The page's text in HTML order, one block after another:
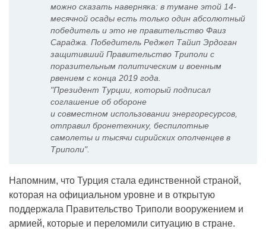
можно сказать наверняка: в тумане этой 14-
месячной осады есть только один абсолютный
победитель и это не правительство Фаиз
Сараджа. Победитель Реджеп Тайип Эрдоган
защитивший Правительство Триполи с
поразительным политическим и военным
рвением с конца 2019 года.
"Президент Турции, который подписал
соглашение об обороне
и совместном использовании энергоресурсов,
отправил бронетехнику, беспилотные
самолеты и тысячи сирийских ополченцев в
Триполи".
Напомним, что Турция стала единственной страной,
которая на официальном уровне и в открытую
поддержала Правительство Триполи вооружением и
армией, которые и переломили ситуацию в стране.